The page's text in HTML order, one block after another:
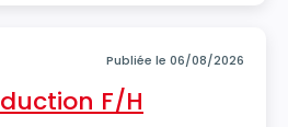
Publiée le 06/08/2026
F/H